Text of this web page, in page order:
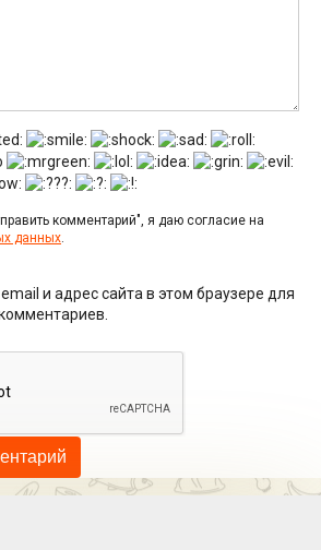
комментарий", я даю согласие на
данных
и адрес сайта в этом браузере для